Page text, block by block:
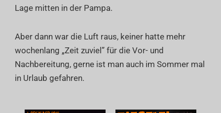
Lage mitten in der Pampa.
Aber dann war die Luft raus, keiner hatte mehr
wochenlang „Zeit zuviel” für die Vor- und
Nachbereitung, gerne ist man auch im Sommer mal
in Urlaub gefahren.